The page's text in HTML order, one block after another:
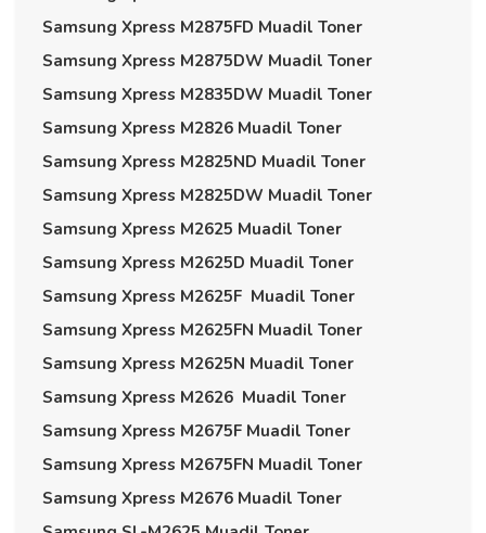
Samsung Xpress M2875FD Muadil Toner
Samsung Xpress M2875DW Muadil Toner
Samsung Xpress M2835DW Muadil Toner
Samsung Xpress M2826 Muadil Toner
Samsung Xpress M2825ND Muadil Toner
Samsung Xpress M2825DW Muadil Toner
Samsung Xpress M2625 Muadil Toner
Samsung Xpress M2625D Muadil Toner
Samsung Xpress M2625F Muadil Toner
Samsung Xpress M2625FN Muadil Toner
Samsung Xpress M2625N Muadil Toner
Samsung Xpress M2626 Muadil Toner
Samsung Xpress M2675F Muadil Toner
Samsung Xpress M2675FN Muadil Toner
Samsung Xpress M2676 Muadil Toner